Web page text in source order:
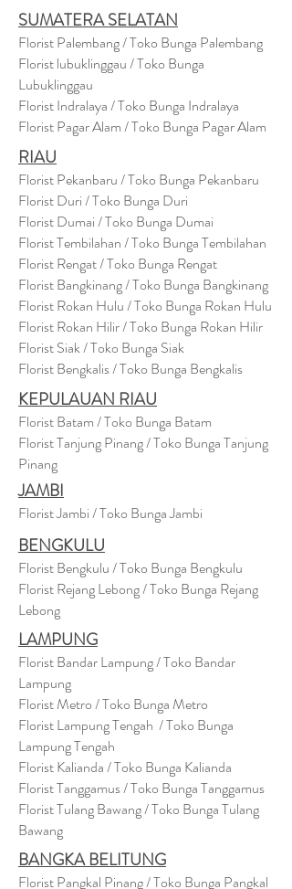
SUMATERA SELATAN
Florist Palembang / Toko Bunga Palembang
Florist lubuklinggau / Toko Bunga
Lubuklinggau
Florist Indralaya / Toko Bunga Indralaya
Florist Pagar Alam / Toko Bunga Pagar Alam
RIAU
Florist Pekanbaru / Toko Bunga Pekanbaru
Florist Duri / Toko Bunga Duri
Florist Dumai / Toko Bunga Dumai
Florist Tembilahan / Toko Bunga Tembilahan
Florist Rengat / Toko Bunga Rengat
Florist Bangkinang / Toko Bunga Bangkinang
Florist Rokan Hulu / Toko Bunga Rokan Hulu
Florist Rokan Hilir / Toko Bunga Rokan Hilir
Florist Siak / Toko Bunga Siak
Florist Bengkalis / Toko Bunga Bengkalis
KEPULAUAN RIAU
Florist Batam / Toko Bunga Batam
Florist Tanjung Pinang / Toko Bunga Tanjung
Pinang
JAMBI
Florist Jambi / Toko Bunga Jambi
BENGKULU
Florist Bengkulu / Toko Bunga Bengkulu
Florist Rejang Lebong / Toko Bunga Rejang
Lebong
LAMPUNG
Florist Bandar Lampung / Toko Bandar
Lampung
Florist Metro / Toko Bunga Metro
Florist Lampung Tengah / Toko Bunga
Lampung Tengah
Florist Kalianda / Toko Bunga Kalianda
Florist Tanggamus / Toko Bunga Tanggamus
Florist Tulang Bawang / Toko Bunga Tulang
Bawang
BANGKA BELITUNG
Florist Pangkal Pinang / Toko Bunga Pangkal